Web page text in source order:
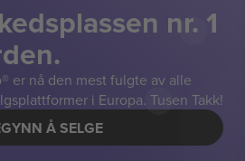
nr. 1
er nå den mest fulgte av alle
i Europa. Tusen Takk!
Å SELGE